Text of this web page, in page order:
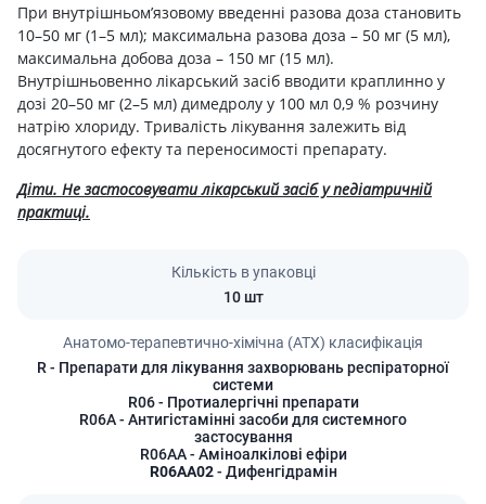
При внутрішньом’язовому введенні разова доза становить
10–50 мг (1–5 мл); максимальна разова доза – 50 мг (5 мл),
максимальна добова доза – 150 мг (15 мл).
Внутрішньовенно лікарський засіб вводити краплинно у
дозі 20–50 мг (2–5 мл) димедролу у 100 мл 0,9 % розчину
натрію хлориду. Тривалість лікування залежить від
досягнутого ефекту та переносимості препарату.
Діти. Не застосовувати лікарський засіб у педіатричній
практиці.
Кількість в упаковці
10 шт
Анатомо-терапевтично-хімічна (АТХ) класифікація
R - Препарати для лікування захворювань респіраторної
системи
R06- Протиалергічні препарати
R06A- Антигістамінні засоби для системного
застосування
R06AA- Аміноалкілові ефіри
R06AA02- Дифенгідрамін